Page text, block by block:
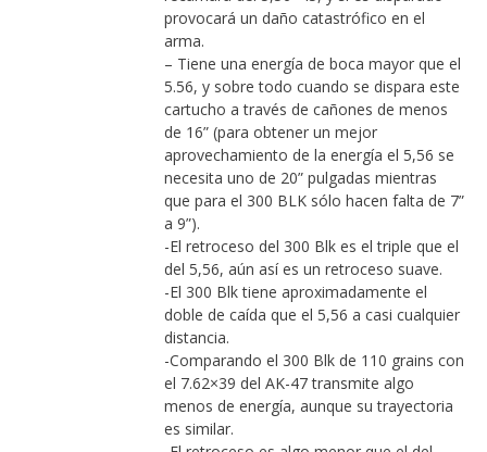
provocará un daño catastrófico en el
arma.
– Tiene una energía de boca mayor que el
5.56, y sobre todo cuando se dispara este
cartucho a través de cañones de menos
de 16” (para obtener un mejor
aprovechamiento de la energía el 5,56 se
necesita uno de 20” pulgadas mientras
que para el 300 BLK sólo hacen falta de 7”
a 9”).
-El retroceso del 300 Blk es el triple que el
del 5,56, aún así es un retroceso suave.
-El 300 Blk tiene aproximadamente el
doble de caída que el 5,56 a casi cualquier
distancia.
-Comparando el 300 Blk de 110 grains con
el 7.62×39 del AK-47 transmite algo
menos de energía, aunque su trayectoria
es similar.